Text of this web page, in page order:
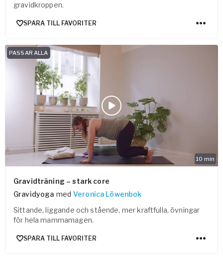
gravidkroppen.
SPARA TILL FAVORITER
10 min
PASSAR ALLA
Gravidträning – stark core
Gravidyoga med Veronica Löwenbok
Sittande, liggande och stående, mer kraftfulla, övningar
för hela mammamagen.
SPARA TILL FAVORITER